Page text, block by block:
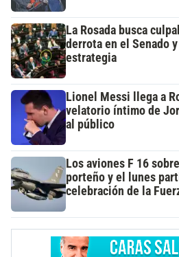
La Rosada busca
derrota en el Senado
estrategia
Lionel Messi llega a
velatorio íntimo de
al público
Los aviones F 16
porteño y el lunes
celebración de la